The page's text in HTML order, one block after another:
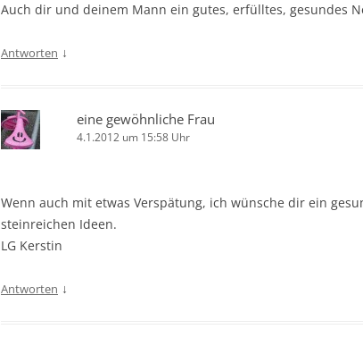
Auch dir und deinem Mann ein gutes, erfülltes, gesundes
Antworten ↓
eine gewöhnliche Frau
4.1.2012 um 15:58 Uhr
Wenn auch mit etwas Verspätung, ich wünsche dir ein
steinreichen Ideen.
LG Kerstin
Antworten ↓